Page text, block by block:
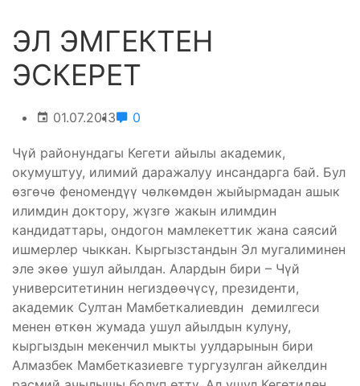
ЭЛ ЭМГЕКТЕН
ЭСКЕРЕТ
01.07.2013 0
Чүй районундагы Кегети айылы академик,
окумуштуу, илимий даражалуу инсандарга бай. Бул
өзгөчө феномендүү чөлкөмдөн жыйырмадан ашык
илимдин доктору, жүзгө жакын илимдин
кандидаттары, ондогон мамлекеттик жана саясий
ишмерлер чыккан. Кыргызстандын Эл мугалиминен
эле экөө ушул айылдан. Алардын бири – Чүй
университетинин негиздөөчүсү, президенти,
академик Султан Мамбеткалиевдин демилгеси
менен өткөн жумада ушул айылдын кулуну,
кыргыздын мекенчил мыкты уулдарынын бири
Алмазбек Мамбетказиевге тургузулган айкелдин